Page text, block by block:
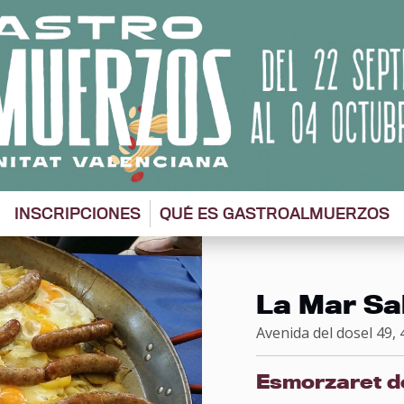
INSCRIPCIONES QUÉ ES GASTROALMUERZOS
La Mar
Avenida del dosel 49,
Esmorzaret